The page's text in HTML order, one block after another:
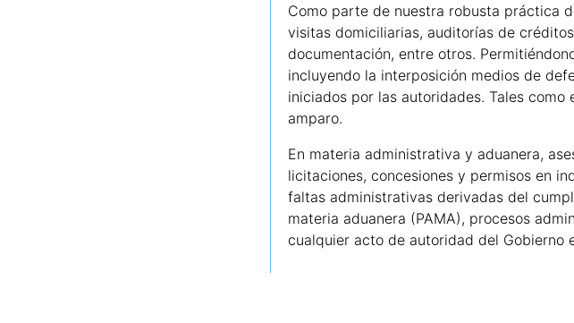
Como parte de nuestra robusta práctica
visitas domiciliarias, auditorías de
documentación, entre otros.
incluyendo la interposición medios de
iniciados por las autoridades. Tales
amparo.
En materia administrativa y aduanera,
licitaciones, concesiones y permisos en
faltas administrativas derivadas del
materia aduanera (PAMA), procesos
cualquier acto de autoridad del Gobierno